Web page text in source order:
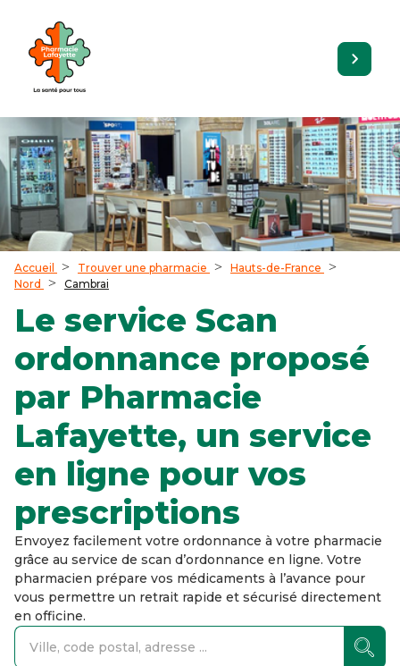
Accueil Trouver une pharmacie
Hauts-de-France
Nord
Cambrai
Le service Scan
ordonnance proposé
par Pharmacie
Lafayette, un service
en ligne pour vos
prescriptions
Envoyez facilement votre ordonnance à votre pharmacie
grâce au service de scan d’ordonnance en ligne. Votre
pharmacien prépare vos médicaments à l’avance pour
vous permettre un retrait rapide et sécurisé directement
en officine.
accessibility.searchform.label.searchform
accessibility.searchform.label.searchinput
accessibility.searchform.autocomplete_status